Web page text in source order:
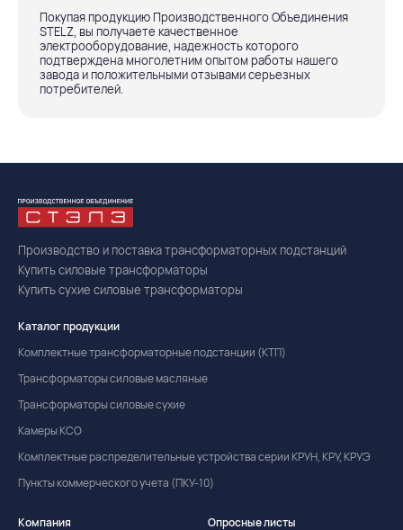
Покупая продукцию Производственного Объединения
STELZ, вы получаете качественное
электрооборудование, надежность которого
подтверждена многолетним опытом работы нашего
завода и положительными отзывами серьезных
потребителей.
Производство и поставка трансформаторных подстанций
Купить силовые трансформаторы
Купить сухие силовые трансформаторы
Каталог продукции
Комплектные трансформаторные подстанции (КТП)
Трансформаторы силовые масляные
Трансформаторы силовые сухие
Камеры КСО
Комплектные распределительные устройства серии КРУН, КРУ, КРУЭ
Пункты коммерческого учета (ПКУ-10)
Компания Опросные листы